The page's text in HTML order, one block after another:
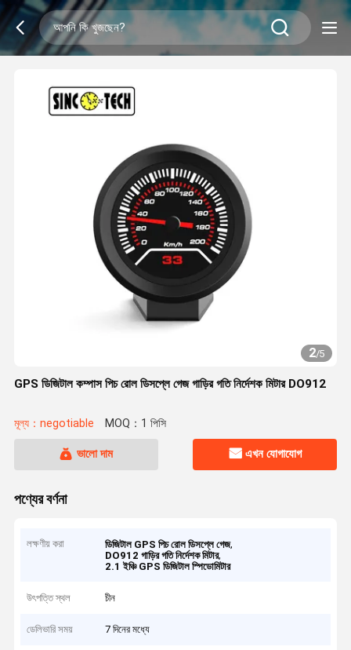
2/5
GPS ডিজিটাল কম্পাস পিচ রোল ডিসপ্লে গেজ গাড়ির গতি নির্দেশক মিটার DO912
মূল্য：negotiable MOQ：1 পিসি
ভালো দাম এখন যোগাযোগ
পণ্যের বর্ণনা
লক্ষণীয় করা ডিজিটাল GPS পিচ রোল ডিসপ্লে গেজ,
DO912 গাড়ির গতি নির্দেশক মিটার,
2.1 ইঞ্চি GPS ডিজিটাল স্পিডোমিটার
উৎপত্তি স্থল চীন
ডেলিভারি সময় 7 দিনের মধ্যে